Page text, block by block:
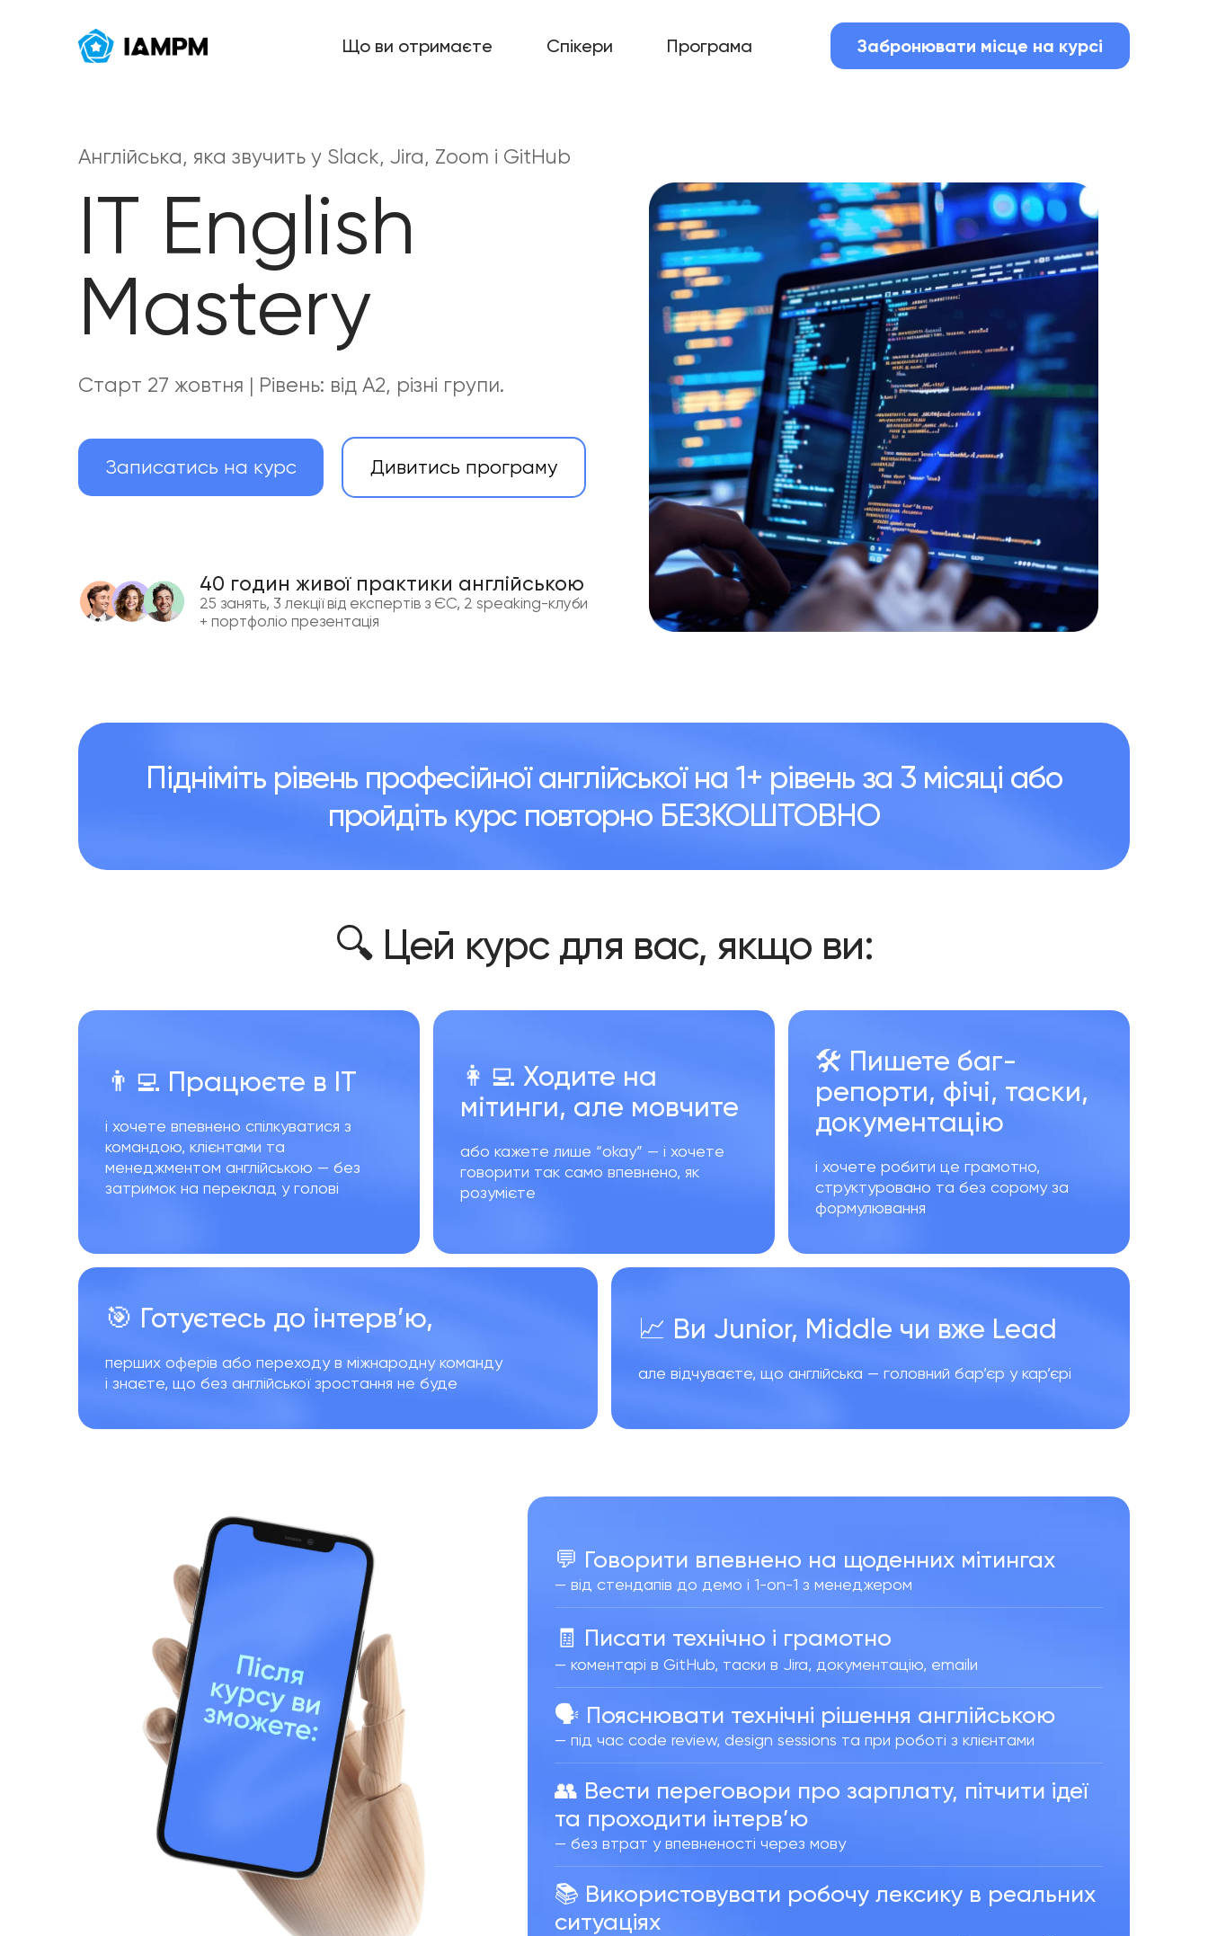
Що ви отримаєте Спікери Програма Забронювати місце на курсі
Англійська, яка звучить у Slack, Jira, Zoom i GitHub
IT English
Mastery
Старт 27 жовтня | Рівень: від А2, різні групи.
Записатись на курс Дивитись програму
40 годин живої практики англійською
25 занять, 3 лекції від експертів з ЄС, 2 speaking-клуби
+ портфоліо презентація
Підніміть рівень професійної англійської на 1+ рівень за 3 місяці або
пройдіть курс повторно БЕЗКОШТОВНО
🔍 Цей курс для вас, якщо ви:
👨‍💻 Працюєте в IT
і хочете впевнено спілкуватися з
командою, клієнтами та
менеджментом англійською — без
затримок на переклад у голові
👩‍💻 Ходите на
мітинги, але мовчите
або кажете лише “okay” — і хочете
говорити так само впевнено, як
розумієте
🛠️ Пишете баг-
репорти, фічі, таски,
документацію
і хочете робити це грамотно,
структуровано та без сорому за
формулювання
🎯 Готуєтесь до інтерв’ю,
перших оферів або переходу в міжнародну команду
і знаєте, що без англійської зростання не буде
📈 Ви Junior, Middle чи вже Lead
але відчуваєте, що англійська — головний бар’єр у кар’єрі
💬 Говорити впевнено на щоденних мітингах
— від стендапів до демо і 1-on-1 з менеджером
🧾 Писати технічно і грамотно
— коментарі в GitHub, таски в Jira, документацію, emailи
🗣️ Пояснювати технічні рішення англійською
— під час code review, design sessions та при роботі з клієнтами
👥 Вести переговори про зарплату, пітчити ідеї
та проходити інтерв’ю
— без втрат у впевненості через мову
📚 Використовувати робочу лексику в реальних
ситуаціях